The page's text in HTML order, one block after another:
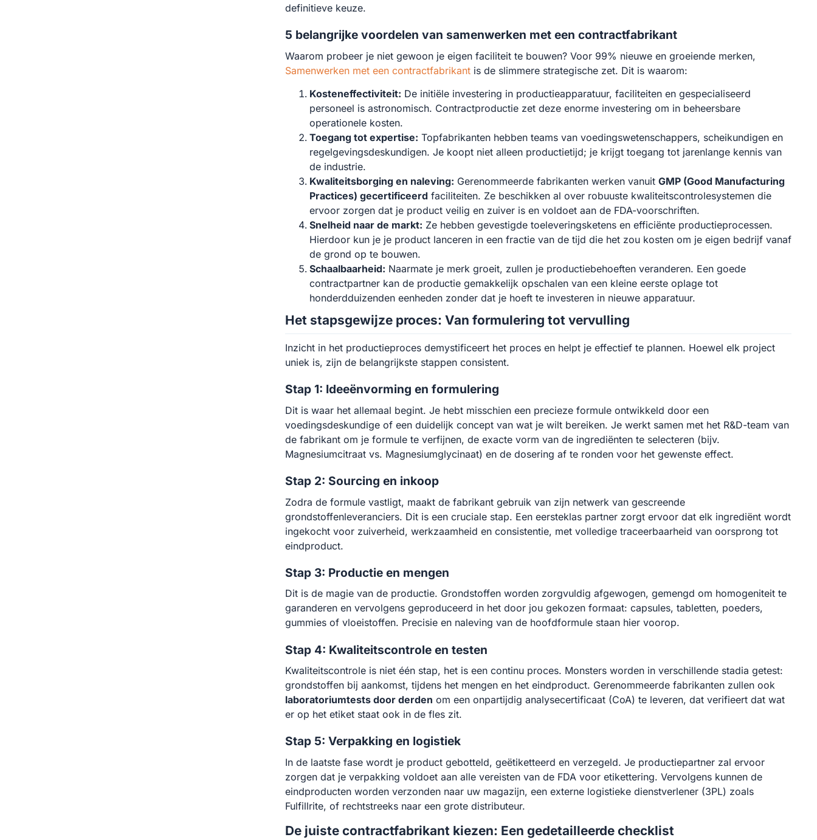
definitieve keuze.
5 belangrijke voordelen van samenwerken met een contractfabrikant
Waarom probeer je niet gewoon je eigen faciliteit te bouwen? Voor 99% nieuwe en groeiende merken,
Samenwerken met een contractfabrikantis de slimmere strategische zet. Dit is waarom:
Kosteneffectiviteit: De initiële investering in productieapparatuur, faciliteiten en gespecialiseerd
personeel is astronomisch. Contractproductie zet deze enorme investering om in beheersbare
operationele kosten.
Toegang tot expertise: Topfabrikanten hebben teams van voedingswetenschappers, scheikundigen en
regelgevingsdeskundigen. Je koopt niet alleen productietijd; je krijgt toegang tot jarenlange kennis van
de industrie.
Kwaliteitsborging en naleving: Gerenommeerde fabrikanten werken vanuit GMP (Good Manufacturing
Practices) gecertificeerd faciliteiten. Ze beschikken al over robuuste kwaliteitscontrolesystemen die
ervoor zorgen dat je product veilig en zuiver is en voldoet aan de FDA-voorschriften.
Snelheid naar de markt: Ze hebben gevestigde toeleveringsketens en efficiënte productieprocessen.
Hierdoor kun je je product lanceren in een fractie van de tijd die het zou kosten om je eigen bedrijf vanaf
de grond op te bouwen.
Schaalbaarheid: Naarmate je merk groeit, zullen je productiebehoeften veranderen. Een goede
contractpartner kan de productie gemakkelijk opschalen van een kleine eerste oplage tot
honderdduizenden eenheden zonder dat je hoeft te investeren in nieuwe apparatuur.
Het stapsgewijze proces: Van formulering tot vervulling
Inzicht in het productieproces demystificeert het proces en helpt je effectief te plannen. Hoewel elk project
uniek is, zijn de belangrijkste stappen consistent.
Stap 1: Ideeënvorming en formulering
Dit is waar het allemaal begint. Je hebt misschien een precieze formule ontwikkeld door een
voedingsdeskundige of een duidelijk concept van wat je wilt bereiken. Je werkt samen met het R&D-team van
de fabrikant om je formule te verfijnen, de exacte vorm van de ingrediënten te selecteren (bijv.
Magnesiumcitraat vs. Magnesiumglycinaat) en de dosering af te ronden voor het gewenste effect.
Stap 2: Sourcing en inkoop
Zodra de formule vastligt, maakt de fabrikant gebruik van zijn netwerk van gescreende
grondstoffenleveranciers. Dit is een cruciale stap. Een eersteklas partner zorgt ervoor dat elk ingrediënt wordt
ingekocht voor zuiverheid, werkzaamheid en consistentie, met volledige traceerbaarheid van oorsprong tot
eindproduct.
Stap 3: Productie en mengen
Dit is de magie van de productie. Grondstoffen worden zorgvuldig afgewogen, gemengd om homogeniteit te
garanderen en vervolgens geproduceerd in het door jou gekozen formaat: capsules, tabletten, poeders,
gummies of vloeistoffen. Precisie en naleving van de hoofdformule staan hier voorop.
Stap 4: Kwaliteitscontrole en testen
Kwaliteitscontrole is niet één stap, het is een continu proces. Monsters worden in verschillende stadia getest:
grondstoffen bij aankomst, tijdens het mengen en het eindproduct. Gerenommeerde fabrikanten zullen ook
laboratoriumtests door derden om een onpartijdig analysecertificaat (CoA) te leveren, dat verifieert dat wat
er op het etiket staat ook in de fles zit.
Stap 5: Verpakking en logistiek
In de laatste fase wordt je product gebotteld, geëtiketteerd en verzegeld. Je productiepartner zal ervoor
zorgen dat je verpakking voldoet aan alle vereisten van de FDA voor etikettering. Vervolgens kunnen de
eindproducten worden verzonden naar uw magazijn, een externe logistieke dienstverlener (3PL) zoals
Fulfillrite, of rechtstreeks naar een grote distributeur.
De juiste contractfabrikant kiezen: Een gedetailleerde checklist